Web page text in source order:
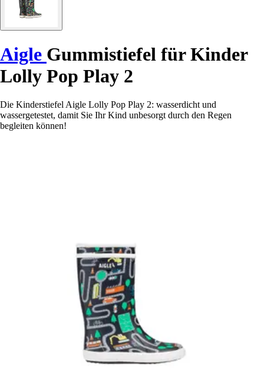
Aigle Gummistiefel für Kinder
Lolly Pop Play 2
Die Kinderstiefel Aigle Lolly Pop Play 2: wasserdicht und
wassergetestet, damit Sie Ihr Kind unbesorgt durch den Regen
begleiten können!